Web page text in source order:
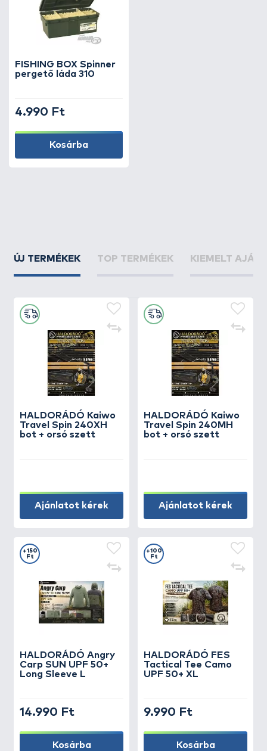
FISHING BOX Spinner
pergető láda 310
4.990 Ft
Kosárba
ÚJ TERMÉKEK TOP TERMÉKEK KIEMELT
HALDORÁDÓ Kaiwo
Travel Spin 240XH
bot + orsó szett
Ajánlatot kérek
HALDORÁDÓ Kaiwo
Travel Spin 240MH
bot + orsó szett
Ajánlatot kérek
HALDORÁDÓ Angry
Carp SUN UPF 50+
Long Sleeve L
+150
Ft
14.990 Ft
Kosárba
HALDORÁDÓ FES
Tactical Tee Camo
UPF 50+ XL
+100
Ft
9.990 Ft
Kosárba